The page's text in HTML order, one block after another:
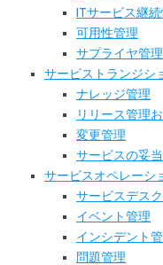
ITサービス継続
可用性管理
サプライヤ管理
サービストランジシ
ナレッジ管理
リリース管理
変更管理
サービスの妥
サービスオペレーシ
サービスデスク
イベント管理
インシデント
問題管理